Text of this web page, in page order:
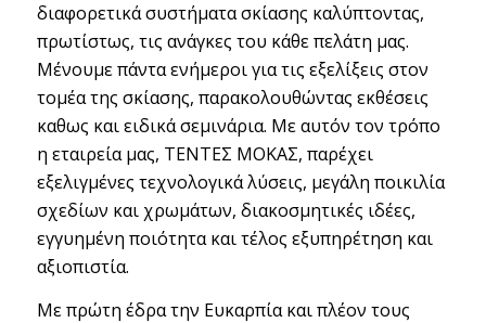
διαφορετικά συστήματα σκίασης καλύπτοντας,
πρωτίστως, τις ανάγκες του κάθε πελάτη μας.
Μένουμε πάντα ενήμεροι για τις εξελίξεις στον
τομέα της σκίασης, παρακολουθώντας εκθέσεις
καθως και ειδικά σεμινάρια. Με αυτόν τον τρόπο
η εταιρεία μας, ΤΕΝΤΕΣ ΜΟΚΑΣ, παρέχει
εξελιγμένες τεχνολογικά λύσεις, μεγάλη ποικιλία
σχεδίων και χρωμάτων, διακοσμητικές ιδέες,
εγγυημένη ποιότητα και τέλος εξυπηρέτηση και
αξιοπιστία.
Με πρώτη έδρα την Ευκαρπία και πλέον τους